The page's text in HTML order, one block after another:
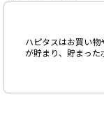
ハピタスはお買い
が貯まり、貯まった